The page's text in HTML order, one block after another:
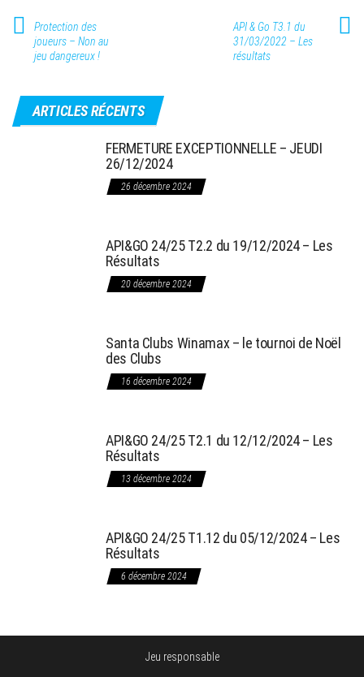
Protection des
joueurs – Non au
jeu dangereux !
API & Go T3.1 du
31/03/2022 – Les
résultats
ARTICLES RÉCENTS
FERMETURE EXCEPTIONNELLE – JEUDI
26/12/2024
26 décembre 2024
API&GO 24/25 T2.2 du 19/12/2024 – Les
Résultats
20 décembre 2024
Santa Clubs Winamax – le tournoi de Noël
des Clubs
16 décembre 2024
API&GO 24/25 T2.1 du 12/12/2024 – Les
Résultats
13 décembre 2024
API&GO 24/25 T1.12 du 05/12/2024 – Les
Résultats
6 décembre 2024
Jeu responsable